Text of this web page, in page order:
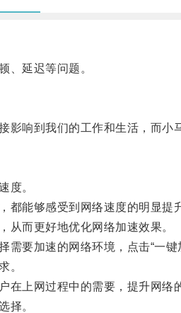
延迟等问题。
到我们的工作和生活，而小
度。
能够感受到网络速度的明显提
而更好地优化网络加速效果。
要加速的网络环境，点击“一键
。
上网过程中的需要，提升网络
择。